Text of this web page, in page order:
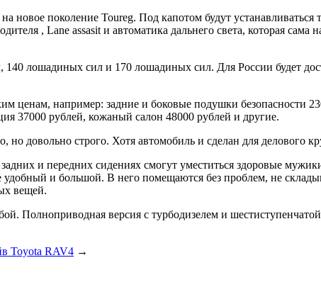
новое поколение Toureg. Под капотом будут
, Lane assasit и автоматика дальнего света, которая сама
лошадиных сил и 170 лошадиных сил. Для России будет
ценам, например: задние и боковые подушки безопасности
37000 рублей, кожаный салон 48000 рублей и другие.
но довольно строго. Хотя автомобиль и сделан для делового
и передних сидениях смогут уместиться здоровые
и большой. В него помещаются без проблем, не
вещей.
Полноприводная версия с турбодизелем и
Toyota RAV4 →